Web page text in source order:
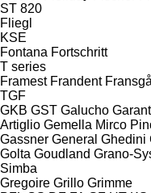
ST 820
Fliegl
KSE
Fontana Fortschritt
T series
Framest Frandent
TGF
GKB GST Galucho
Artiglio Gemella Mirco
Gassner General Ghedini
Golta Goudland Grano-
Simba
Gregoire Grillo Grimme